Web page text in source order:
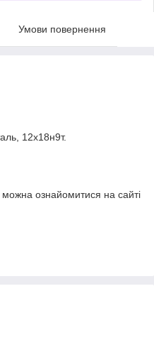
Умови повернення
12х18н9т.
ознайомитися на сайті